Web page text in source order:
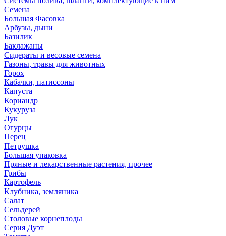
Семена
Большая Фасовка
Арбузы, дыни
Базилик
Баклажаны
Сидераты и весовые семена
Газоны, травы для животных
Горох
Кабачки, патиссоны
Капуста
Кориандр
Кукуруза
Лук
Огурцы
Перец
Петрушка
Большая упаковка
Пряные и лекарственные растения, прочее
Грибы
Картофель
Клубника, земляника
Салат
Сельдерей
Столовые корнеплоды
Серия Дуэт